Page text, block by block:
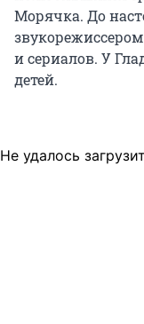
Морячка. До
и сериалов. У
детей.
Не удалось